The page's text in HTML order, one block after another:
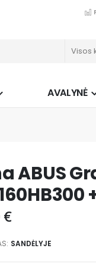
AVALYNĖ
ABUS
€
SANDĖLYJE